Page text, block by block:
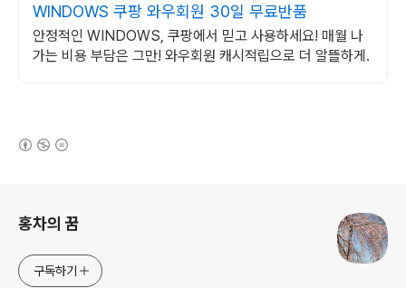
WINDOWS 쿠팡 와우회원 30일 무료반품
안정적인 WINDOWS, 쿠팡에서 믿고 사용하세요! 매월 나
가는 비용 부담은 그만! 와우회원 캐시적립으로 더 알뜰하게.
홍차의 꿈
구독하기